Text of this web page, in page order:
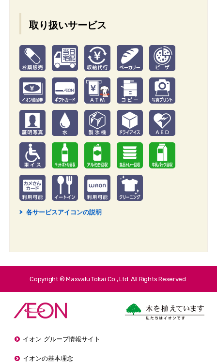
取り扱いサービス
2 各サービスアイコンの説明
Copyright © Maxvalu Tokai Co., Ltd. All Rights Reserved.
イオン グループ情報サイト
イオンの基本理念